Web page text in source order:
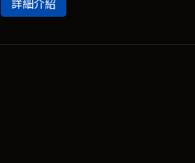
詳細介紹